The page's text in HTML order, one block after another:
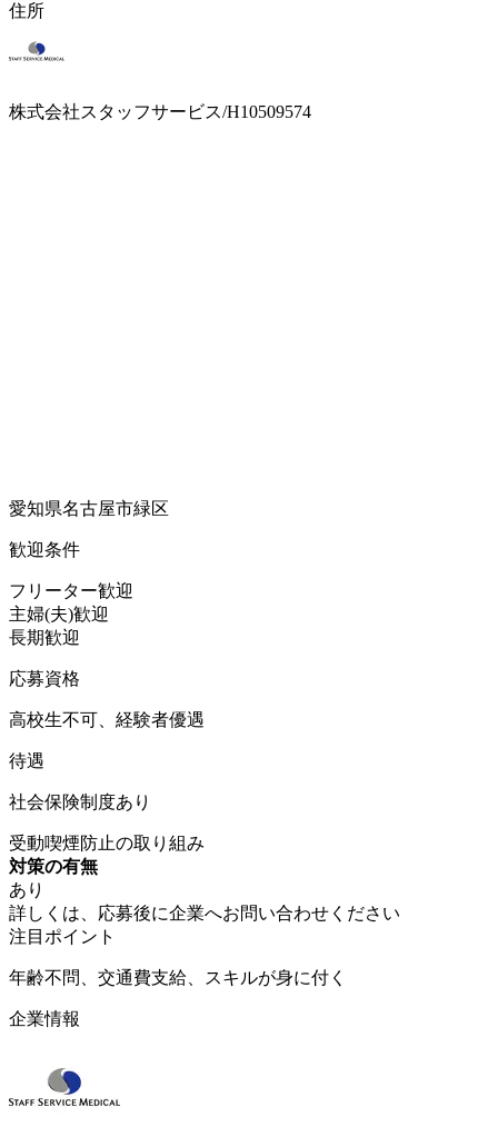
住所
株式会社スタッフサービス/H10509574
愛知県名古屋市緑区
歓迎条件
フリーター歓迎
主婦(夫)歓迎
長期歓迎
応募資格
高校生不可、経験者優遇
待遇
社会保険制度あり
受動喫煙防止の取り組み
対策の有無
あり
詳しくは、応募後に企業へお問い合わせください
注目ポイント
年齢不問、交通費支給、スキルが身に付く
企業情報